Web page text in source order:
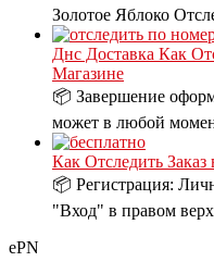
Золотое Яблоко
Днс Доставка Как
Магазине
📦 Завершение
может в любой
Как Отследить
📦 Регистрация:
"Вход" в правом
ePN